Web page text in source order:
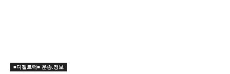
■디젤트럭■ 운송.정보